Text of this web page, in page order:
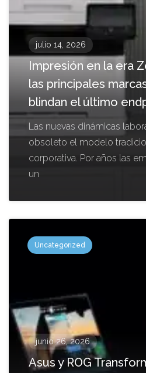
julio 14, 2026
Impresión en la era
las principales
blindan el último
Las nuevas dinámicas
obsoleto el modelo
corporativa. Por años las
un
Uncategorized
junio 26, 2026
Asus y ROG